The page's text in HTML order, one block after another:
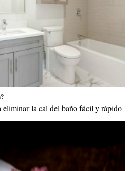
eliminar la cal del baño fácil y rápido